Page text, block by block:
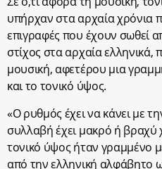
υπήρχαν στα αρχαία χρόνια
επιγραφές που έχουν σωθεί
στίχος στα αρχαία
μουσική, αφετέρου μια
και το τονικό ύψος.
«Ο ρυθμός έχει να κάνει με
συλλαβή έχει μακρό ή βραχύ
τονικό ύψος ήταν γραμμένο
από την ελληνική αλφάβητο